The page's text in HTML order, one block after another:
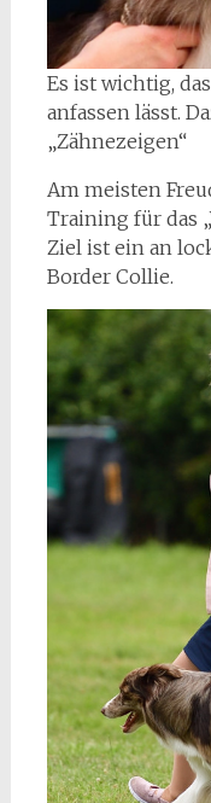
Es ist wichtig,
anfassen lässt.
„Zähnezeigen“
Am meisten
Training für das
Ziel ist ein an
Border Collie.